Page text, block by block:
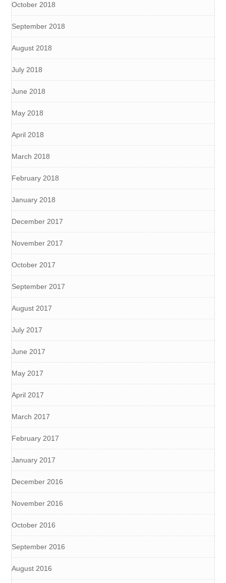
October 2018
September 2018
August 2018
July 2018
June 2018
May 2018
April 2018
March 2018
February 2018
January 2018
December 2017
November 2017
October 2017
September 2017
August 2017
July 2017
June 2017
May 2017
April 2017
March 2017
February 2017
January 2017
December 2016
November 2016
October 2016
September 2016
August 2016